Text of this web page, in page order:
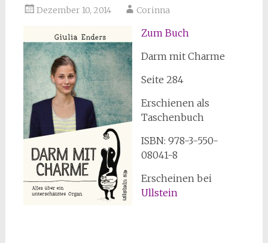
Dezember 10, 2014 Corinna
Zum Buch
Darm mit Charme
Seite 284
Erschienen als
Taschenbuch
ISBN: 978-3-550-
08041-8
Erscheinen bei
Ullstein